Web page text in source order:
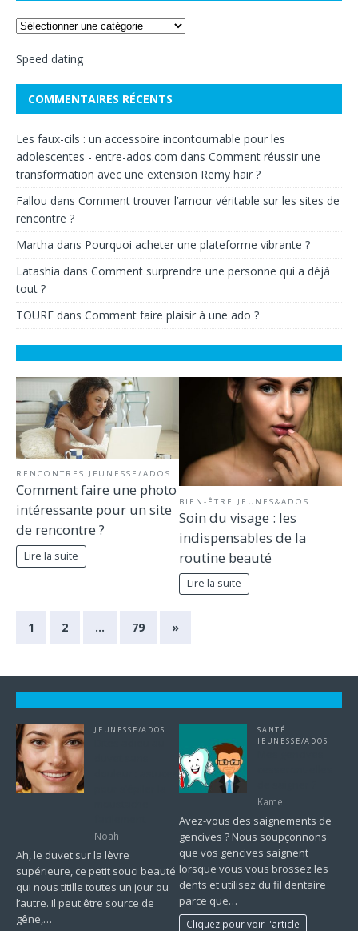
Speed dating
COMMENTAIRES RÉCENTS
Les faux-cils : un accessoire incontournable pour les
adolescentes - entre-ados.com dans Comment réussir une
transformation avec une extension Remy hair ?
Fallou dans Comment trouver l’amour véritable sur les sites de
rencontre ?
Martha dans Pourquoi acheter une plateforme vibrante ?
Latashia dans Comment surprendre une personne qui a déjà
tout ?
TOURE dans Comment faire plaisir à une ado ?
RENCONTRES JEUNESSE/ADOS
Comment faire une photo
intéressante pour un site
de rencontre ?
Lire la suite
BIEN-ÊTRE JEUNES&ADOS
Soin du visage : les
indispensables de la
routine beauté
Lire la suite
1 2 … 79 »
JEUNESSE/ADOS
Noah
Ah, le duvet sur la lèvre
supérieure, ce petit souci beauté
qui nous titille toutes un jour ou
l’autre. Il peut être source de
gêne,…
SANTÉ
JEUNESSE/ADOS
Kamel
Avez-vous des saignements de
gencives ? Nous soupçonnons
que vos gencives saignent
lorsque vous vous brossez les
dents et utilisez du fil dentaire
parce que…
Cliquez pour voir l'article